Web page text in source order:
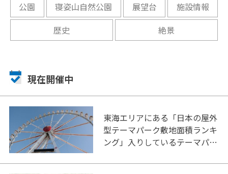
公園
寝姿山自然公園 展望台
施設情報
歴史
絶景
現在開催中
東海エリアにある「日本の屋外
型テーマパーク敷地面積ランキ
ング」入りしているテーマパー